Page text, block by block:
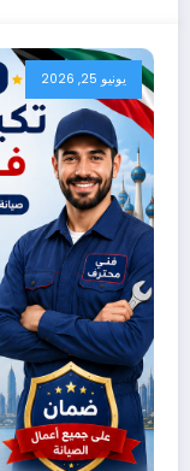
يونيو 25, 2026